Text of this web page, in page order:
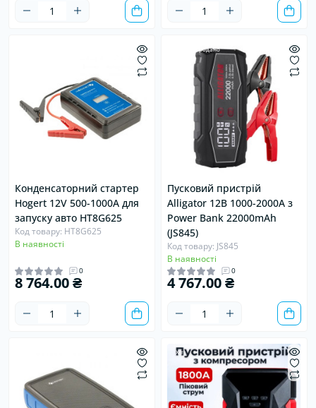
Конденсаторний стартер
Hogert 12V 500-1000А для
запуску авто HT8G625
Код товару: HT8G625
В наявності
0
8 764.00 ₴
Продано
Пусковий пристрій
Alligator 12В 1000-2000A з
Power Bank 22000mAh
(JS845)
Код товару: JS845
В наявності
0
4 767.00 ₴
Хіт